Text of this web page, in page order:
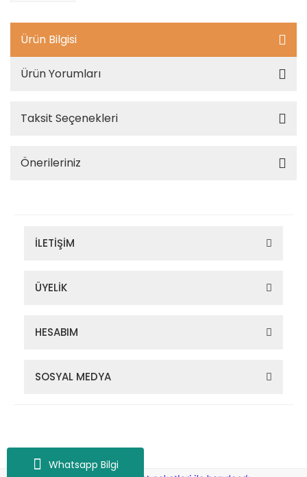
Whatsapp Bilgi
Ürün Bilgisi
Ürün Yorumları
Taksit Seçenekleri
Önerileriniz
İLETİŞİM
ÜYELİK
HESABIM
SOSYAL MEDYA